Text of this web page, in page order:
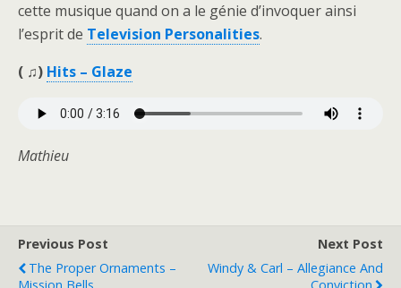
cette musique quand on a le génie d’invoquer ainsi
l’esprit de Television Personalities.
( ♫) Hits – Glaze
Mathieu
Previous Post
The Proper Ornaments –
Next Post
Windy & Carl – Allegiance And